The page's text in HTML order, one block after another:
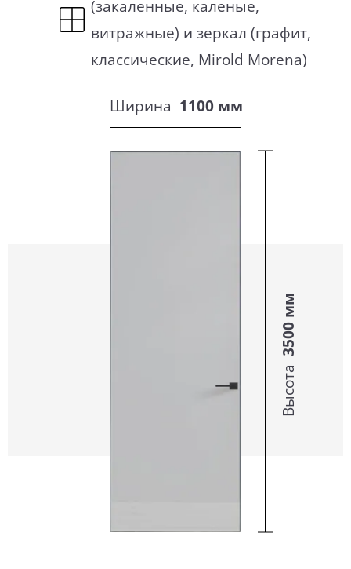
(закаленные, каленые,
витражные) и зеркал (графит,
классические, Mirold Morena)
Ширина 1100 мм
Высота
3500 мм